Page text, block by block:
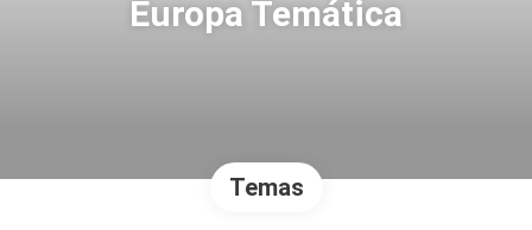
Europa Temática
Temas